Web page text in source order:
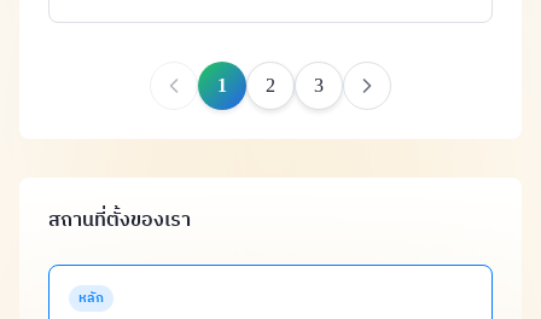
1 2 3
สถานที่ตั้งของเรา
หลัก